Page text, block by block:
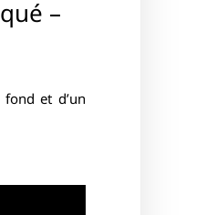
–
fond et d’un